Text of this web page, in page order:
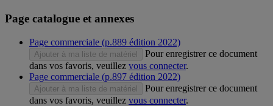
Page catalogue et annexes
Page commerciale (p.889 édition 2022)
Ajouter à ma liste de matériel
Pour enregistrer ce document
dans vos favoris, veuillez vous connecter.
Page commerciale (p.897 édition 2022)
Ajouter à ma liste de matériel
Pour enregistrer ce document
dans vos favoris, veuillez vous connecter.